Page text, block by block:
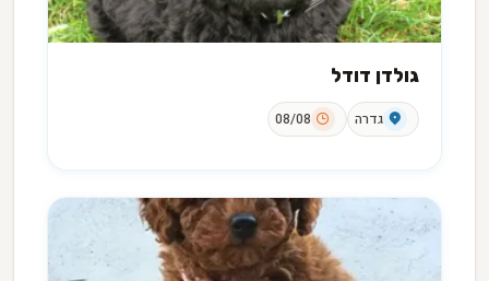
גולדן דודל
גדרה 08/08